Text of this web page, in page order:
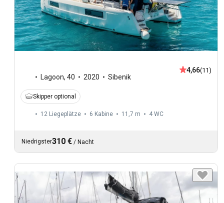
Lagoon, 40 2020 Sibenik
4,66(11)
Skipper optional
12 Liegeplätze 6 Kabine 11,7 m 4 WC
Niedrigster310 € / Nacht